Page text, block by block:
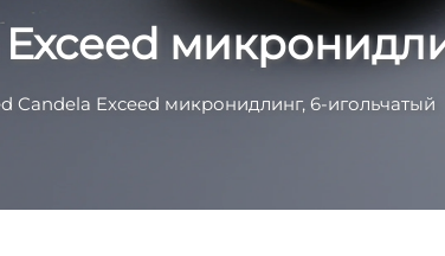
Candela Exceed микронидлинг, 6-игольчатый